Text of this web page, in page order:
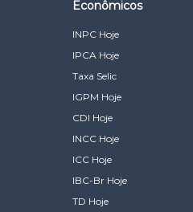
Econômicos
INPC Hoje
IPCA Hoje
Taxa Selic
IGPM Hoje
CDI Hoje
INCC Hoje
ICC Hoje
IBC-Br Hoje
TD Hoje